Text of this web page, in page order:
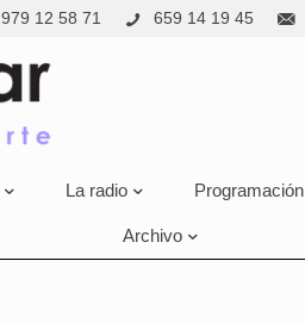
979 12 58 71 659 14 19 45
La radio Programación
Archivo